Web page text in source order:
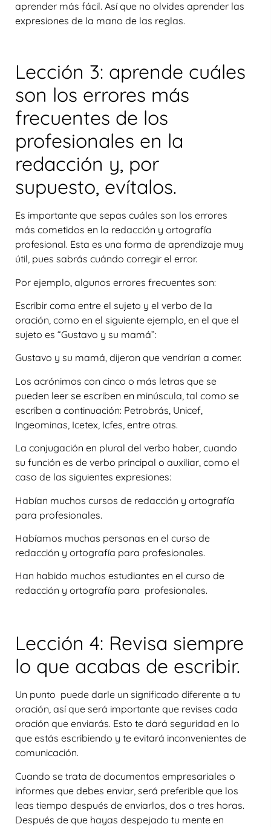
aprender más fácil. Así que no olvides aprender las
expresiones de la mano de las reglas.
Lección 3: aprende cuáles
son los errores más
frecuentes de los
profesionales en la
redacción y, por
supuesto, evítalos.
Es importante que sepas cuáles son los errores
más cometidos en la redacción y ortografía
profesional. Esta es una forma de aprendizaje muy
útil, pues sabrás cuándo corregir el error.
Por ejemplo, algunos errores frecuentes son:
Escribir coma entre el sujeto y el verbo de la
oración, como en el siguiente ejemplo, en el que el
sujeto es “Gustavo y su mamá”:
Gustavo y su mamá, dijeron que vendrían a comer.
Los acrónimos con cinco o más letras que se
pueden leer se escriben en minúscula, tal como se
escriben a continuación: Petrobrás, Unicef,
Ingeominas, Icetex, Icfes, entre otras.
La conjugación en plural del verbo haber, cuando
su función es de verbo principal o auxiliar, como el
caso de las siguientes expresiones:
Habían muchos cursos de redacción y ortografía
para profesionales.
Habíamos muchas personas en el curso de
redacción y ortografía para profesionales.
Han habido muchos estudiantes en el curso de
redacción y ortografía para profesionales.
Lección 4: Revisa siempre
lo que acabas de escribir.
Un punto puede darle un significado diferente a tu
oración, así que será importante que revises cada
oración que enviarás. Esto te dará seguridad en lo
que estás escribiendo y te evitará inconvenientes de
comunicación.
Cuando se trata de documentos empresariales o
informes que debes enviar, será preferible que los
leas tiempo después de enviarlos, dos o tres horas.
Después de que hayas despejado tu mente en